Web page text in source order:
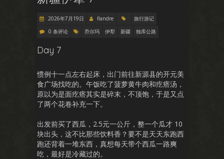
2026年7月19日 flandre
旅行游记
0 条评论
乔尔玛 伊犁 新疆 独库公路
Day 7
惯例十一点左右起床，出门前往新源县的开元美
食广场找吃的。午饭吃了菠萝黄牛肉和疙瘩汤，
原以为是面疙瘩其实是碎末，不顶饱，于是又点
了两个花卷补充一下。
出发前买了西瓜，2.5元一公斤，整一个瓜才 10
块出头，这不比那些饮料香？要不是天天东跑西
跑还背着一堆东西，真想每天带个西瓜一路爽
吃，最好是冷藏过的。